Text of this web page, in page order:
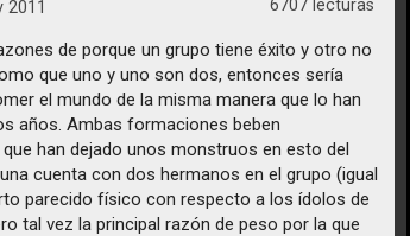
2011 6707 lecturas
de porque un grupo tiene éxito y otro no
que uno y uno son dos, entonces sería
el mundo de la misma manera que lo han
años. Ambas formaciones beben
han dejado unos monstruos en esto del
cuenta con dos hermanos en el grupo (igual
parecido físico con respecto a los ídolos de
tal vez la principal razón de peso por la que